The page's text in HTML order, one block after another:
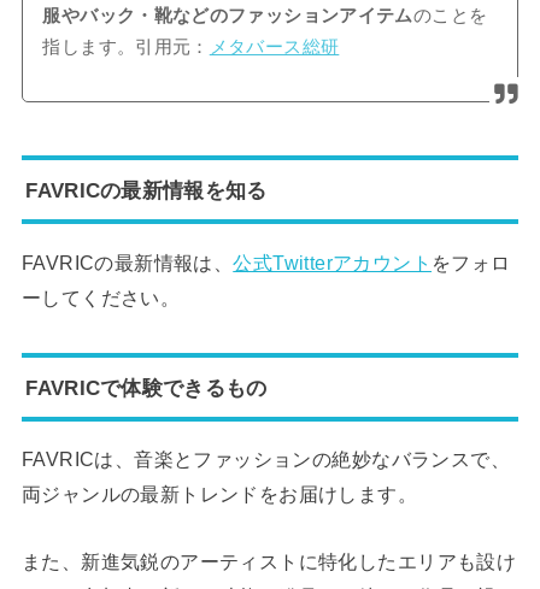
服やバック・靴などのファッションアイテムのことを
指します。引用元：
メタバース総研
FAVRICの最新情報を知る
FAVRICの最新情報は、公式Twitterアカウント をフォロ
ーしてください。
FAVRICで体験できるもの
FAVRICは、音楽とファッションの絶妙なバランスで、
両ジャンルの最新トレンドをお届けします。
また、新進気鋭のアーティストに特化したエリアも設け